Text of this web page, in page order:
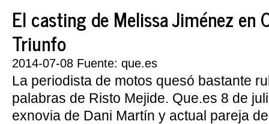
El casting de Melissa Jiménez en
Triunfo
2014-07-08 Fuente: que.es
La periodista de motos quesó bastante
palabras de Risto Mejide. Que.es 8 de
exnovia de Dani Martín y actual pareja